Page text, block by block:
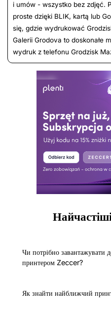
i umów - wszystko bez zdjęć.
proste dzięki BLIK, kartą lub
się, gdzie wydrukować
Galerii Grodova to doskonałe
wydruk z telefonu Grodzisk
Чи потрібно завантажувати
принтером Zeccer?
Як знайти найближчий